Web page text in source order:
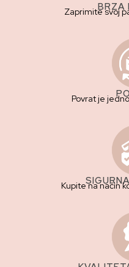
BRZA
Zaprimite svoj
Povrat je
Kupite na način